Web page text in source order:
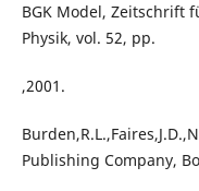
BGK Model, Zeitschrift
Physik, vol. 52, pp.
,2001.
Publishing Company,